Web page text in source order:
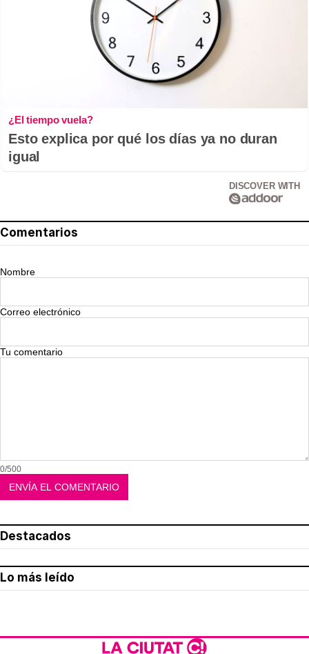
¿El tiempo vuela?
Esto explica por qué los días ya no duran
igual
DISCOVER WITH
Comentarios
Nombre
Correo electrónico
Tu comentario
0/500
Destacados
Lo más leído